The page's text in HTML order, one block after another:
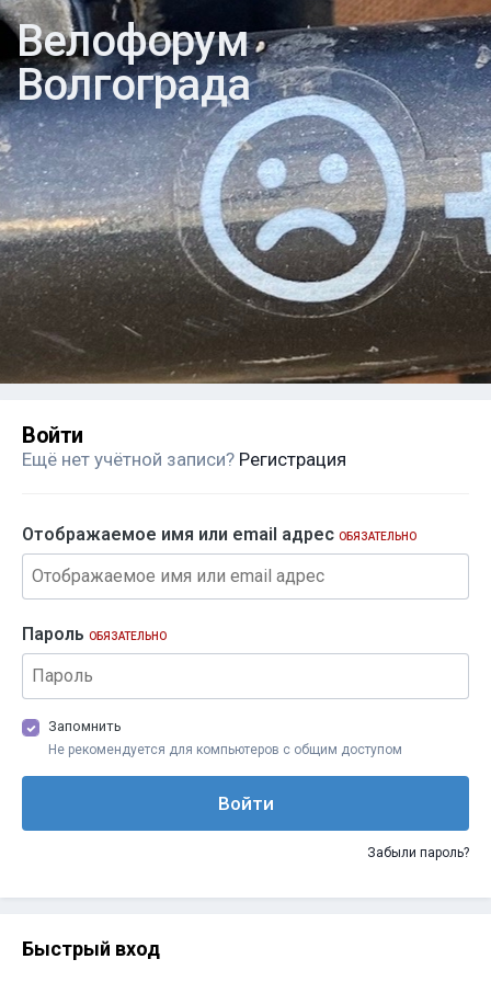
Велофорум
Волгограда
Войти
Ещё нет учётной записи? Регистрация
Отображаемое имя или email адрес ОБЯЗАТЕЛЬНО
Пароль ОБЯЗАТЕЛЬНО
Запомнить
Не рекомендуется для компьютеров с общим доступом
Войти
Забыли пароль?
Быстрый вход